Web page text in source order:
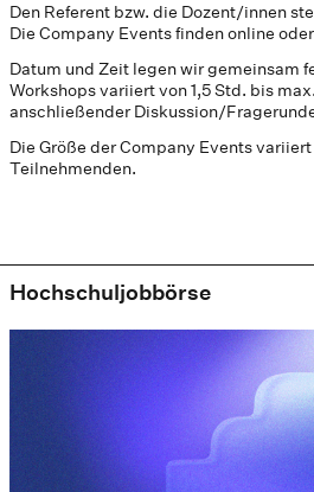
Den Referent bzw. die Dozent/innen
Die Company Events finden online
Datum und Zeit legen wir gemeinsam
Workshops variiert von 1,5 Std. bis
anschließender Diskussion/
Die Größe der Company Events variiert
Teilnehmenden.
Hochschuljobbörse